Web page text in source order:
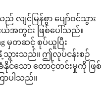
လျင်မြန်စွာ ပျော်ဝင်သွား
ငယ်အတွင်း ဖြစ်ပေါ်သည်။
မှတဆင့် စုပ်ယူပြီး
ျံ့နှံ့သွားသည်။ ဤလုပ်ငန်းစဉ်
င်သော တောင့်တင်းမှုကို ဖြစ်
ာပါသည်။